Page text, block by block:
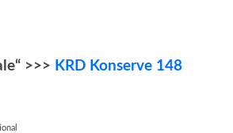
>>> KRD Konserve 148